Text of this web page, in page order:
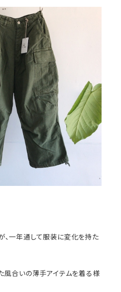
、一年通して服装に変化を持た
風合いの薄手アイテムを着る様